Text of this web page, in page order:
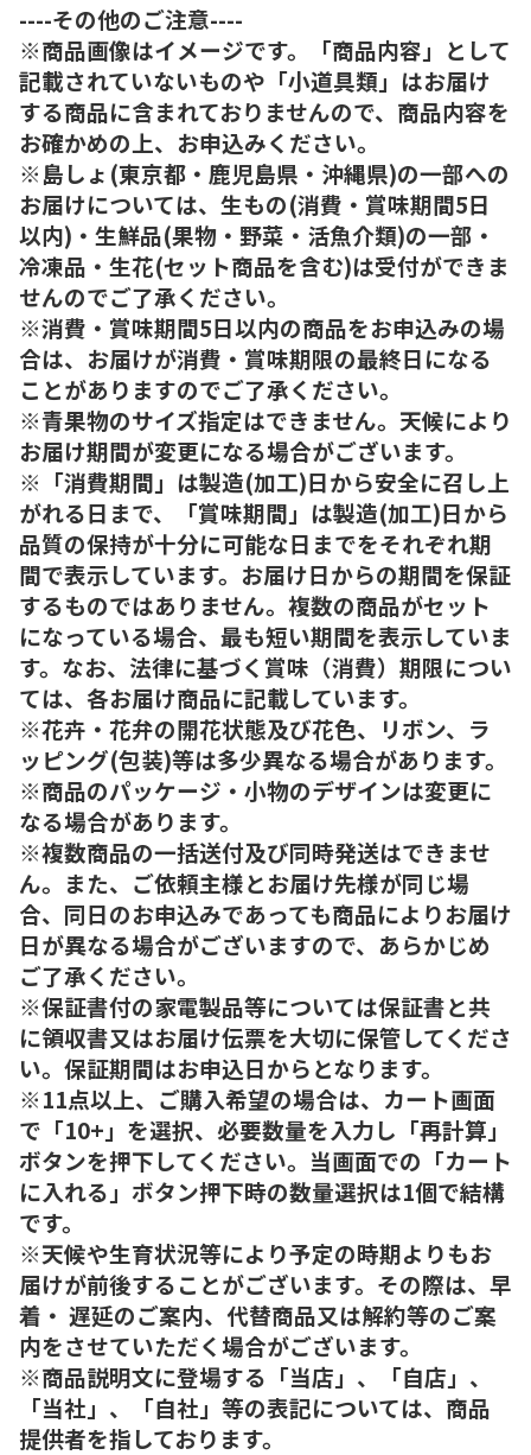
----その他のご注意----
※商品画像はイメージです。「商品内容」として
記載されていないものや「小道具類」はお届け
する商品に含まれておりませんので、商品内容を
お確かめの上、お申込みください。
※島しょ(東京都・鹿児島県・沖縄県)の一部への
お届けについては、生もの(消費・賞味期間5日
以内)・生鮮品(果物・野菜・活魚介類)の一部・
冷凍品・生花(セット商品を含む)は受付ができま
せんのでご了承ください。
※消費・賞味期間5日以内の商品をお申込みの場
合は、お届けが消費・賞味期限の最終日になる
ことがありますのでご了承ください。
※青果物のサイズ指定はできません。天候により
お届け期間が変更になる場合がございます。
※「消費期間」は製造(加工)日から安全に召し上
がれる日まで、「賞味期間」は製造(加工)日から
品質の保持が十分に可能な日までをそれぞれ期
間で表示しています。お届け日からの期間を保証
するものではありません。複数の商品がセット
になっている場合、最も短い期間を表示していま
す。なお、法律に基づく賞味（消費）期限につい
ては、各お届け商品に記載しています。
※花卉・花弁の開花状態及び花色、リボン、ラ
ッピング(包装)等は多少異なる場合があります。
※商品のパッケージ・小物のデザインは変更に
なる場合があります。
※複数商品の一括送付及び同時発送はできませ
ん。また、ご依頼主様とお届け先様が同じ場
合、同日のお申込みであっても商品によりお届け
日が異なる場合がございますので、あらかじめ
ご了承ください。
※保証書付の家電製品等については保証書と共
に領収書又はお届け伝票を大切に保管してくださ
い。保証期間はお申込日からとなります。
※11点以上、ご購入希望の場合は、カート画面
で「10+」を選択、必要数量を入力し「再計算」
ボタンを押下してください。当画面での「カート
に入れる」ボタン押下時の数量選択は1個で結構
です。
※天候や生育状況等により予定の時期よりもお
届けが前後することがございます。その際は、早
着・ 遅延のご案内、代替商品又は解約等のご案
内をさせていただく場合がございます。
※商品説明文に登場する「当店」、「自店」、
「当社」、「自社」等の表記については、商品
提供者を指しております。